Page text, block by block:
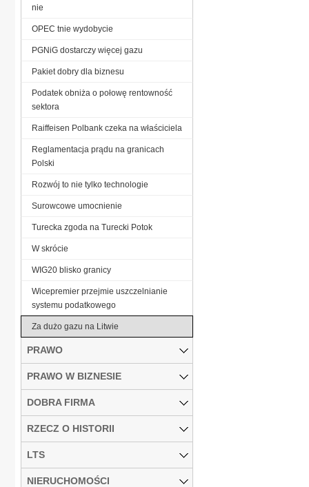
nie
OPEC tnie wydobycie
PGNiG dostarczy więcej gazu
Pakiet dobry dla biznesu
Podatek obniża o połowę rentowność
sektora
Raiffeisen Polbank czeka na właściciela
Reglamentacja prądu na granicach
Polski
Rozwój to nie tylko technologie
Surowcowe umocnienie
Turecka zgoda na Turecki Potok
W skrócie
WIG20 blisko granicy
Wicepremier przejmie uszczelnianie
systemu podatkowego
Za dużo gazu na Litwie
PRAWO
PRAWO W BIZNESIE
DOBRA FIRMA
RZECZ O HISTORII
LTS
NIERUCHOMOŚCI